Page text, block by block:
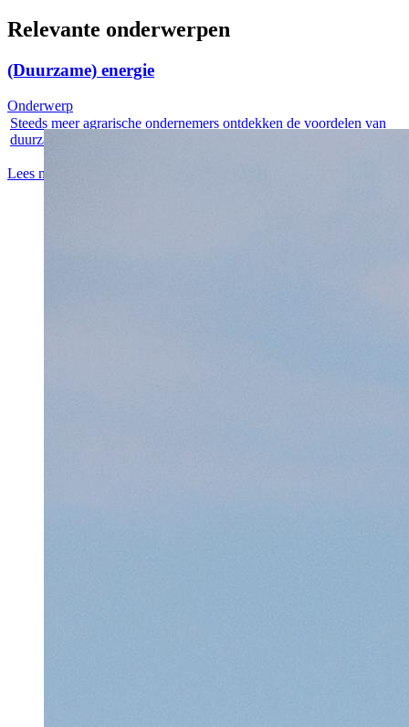
Relevante onderwerpen
(Duurzame) energie
Steeds meer agrarische ondernemers ontdekken de voordelen van
duurzame...
Lees meer
Onderwerp